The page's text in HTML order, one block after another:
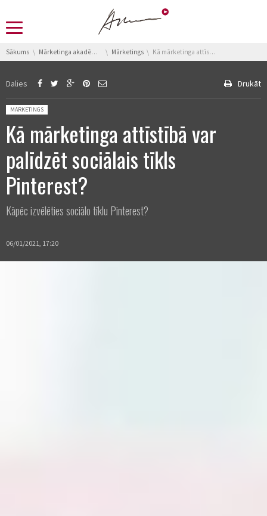
You are here:
Sākums Mārketinga akadēmija Mārketings Kā mārketinga attīstībā var palīdzēt sociālais tīkls Pinterest?
Dalies Drukāt
Posted in:
MĀRKETINGS
Kā mārketinga attīstībā var
palīdzēt sociālais tīkls
Pinterest?
Kāpēc izvēlēties sociālo tīklu Pinterest?
06/01/2021, 17:20